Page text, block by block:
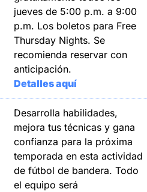
jueves de 5:00 p.m. a 9:00
p.m. Los boletos para Free
Thursday Nights. Se
recomienda reservar con
anticipación.
Detalles aquí
Desarrolla habilidades,
mejora tus técnicas y gana
confianza para la próxima
temporada en esta actividad
de fútbol de bandera. Todo
el equipo será